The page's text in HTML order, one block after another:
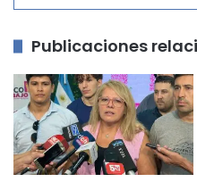
Publicaciones